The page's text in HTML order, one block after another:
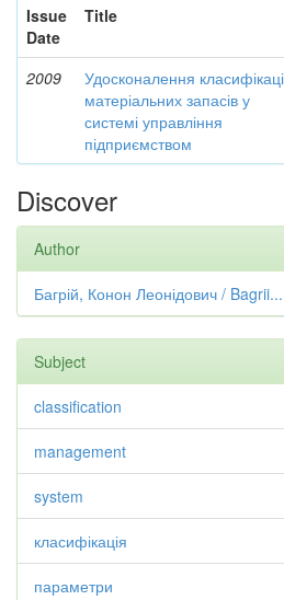
Issue
Date
Title
2009
Удосконалення
матеріальних запасів у
системі управління
підприємством
Discover
Author
Багрій, Конон Леонідович / Bagrii...
Subject
classification
management
system
класифікація
параметри